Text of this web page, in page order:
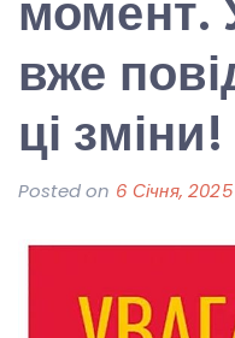
вже
ці зміни!
Posted on 6 Січня, 2025